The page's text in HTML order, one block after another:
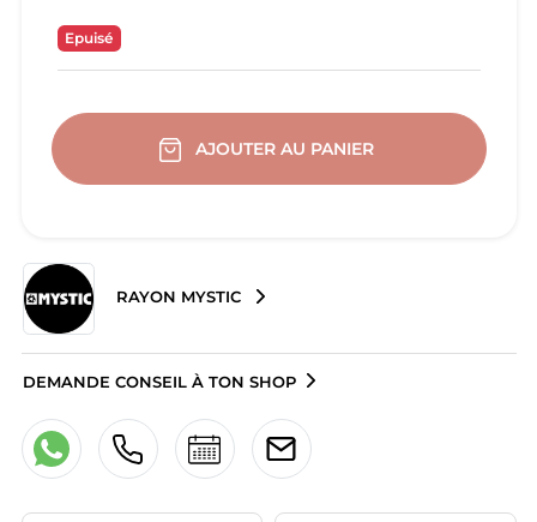
Epuisé
AJOUTER AU PANIER
RAYON MYSTIC
DEMANDE CONSEIL À TON SHOP